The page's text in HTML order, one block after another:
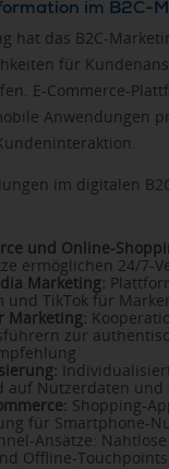
im B2C-
hat das B2C-
für
E-Commerce-
Anwendungen
im digitalen
und Online-
ermöglichen 24/7-
Marketing:
und TikTok für
Marketing:
zur
auf Nutzerdaten und
Shopping-
für Smartphone-
Ansätze:
Offline-Touchpoints